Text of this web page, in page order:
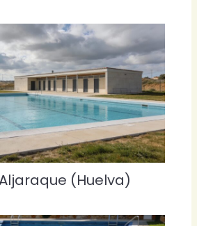
(Huelva)